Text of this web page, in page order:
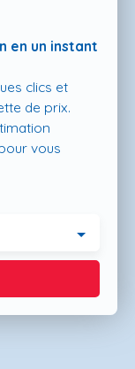
en un instant
clics et
de prix.
vous